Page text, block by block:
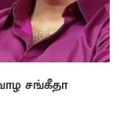
சங்கீதா